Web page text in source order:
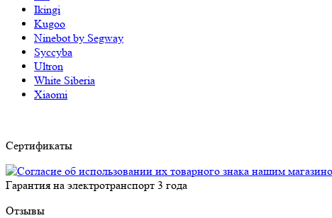
Ikingi
Kugoo
Ninebot by Segway
Syccyba
Ultron
White Siberia
Xiaomi
Сертификаты
Гарантия на электротранспорт 3 года
Отзывы